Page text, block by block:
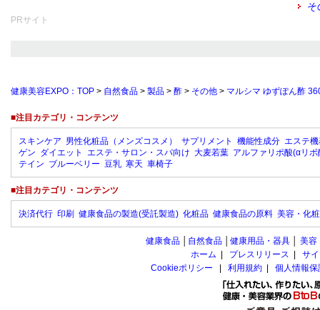
そ
PRサイト
健康美容EXPO：TOP > 自然食品 > 製品 > 酢 > その他 > マルシマ ゆずぽん酢
■注目カテゴリ・コンテンツ
スキンケア 男性化粧品（メンズコスメ） サプリメント 機能性成分 エステ
ゲン ダイエット エステ・サロン・スパ向け 大麦若葉 アルファリポ酸(αリポ
テイン ブルーベリー 豆乳 寒天 車椅子
■注目カテゴリ・コンテンツ
決済代行 印刷 健康食品の製造(受託製造) 化粧品 健康食品の原料 美容・化
健康食品 自然食品 健康用品・器具 美容
ホーム
プレスリリース
サ
Cookieポリシー
利用規約 個人情報